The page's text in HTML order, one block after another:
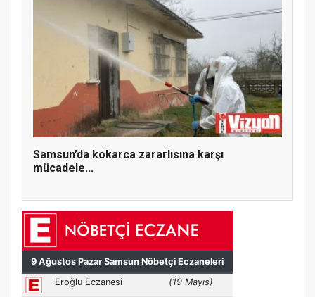
Samsun’da kokarca zararlısına karşı
mücadele...